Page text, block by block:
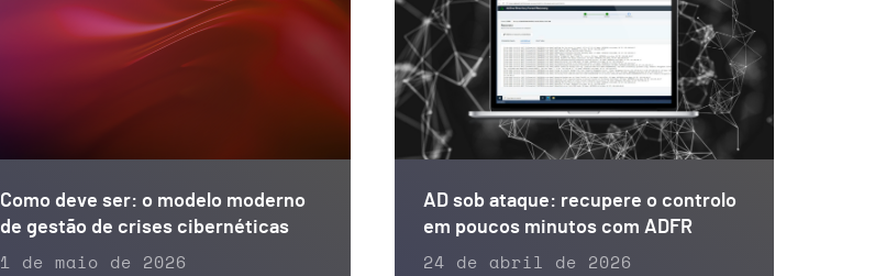
Como deve ser: o modelo moderno
de gestão de crises cibernéticas
1 de maio de 2026
AD sob ataque: recupere o controlo
em poucos minutos com ADFR
24 de abril de 2026